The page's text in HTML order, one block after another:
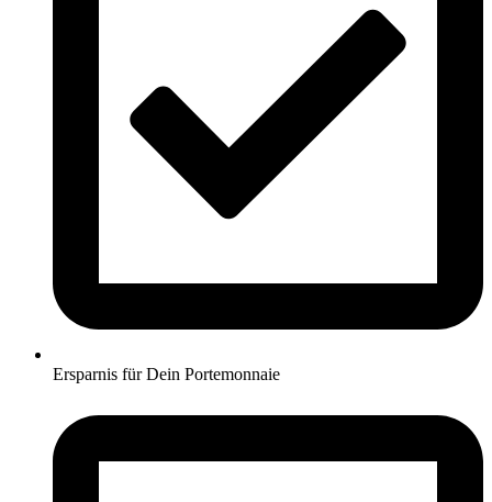
Ersparnis für Dein Portemonnaie